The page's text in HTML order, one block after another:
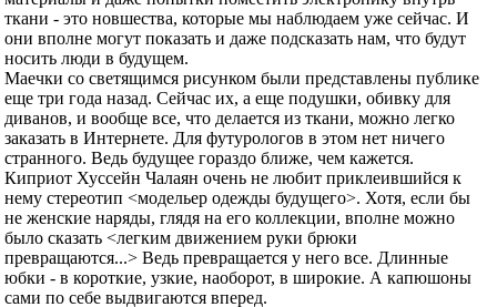
ткани - это новшества, которые мы наблюдаем уже сейчас. И
они вполне могут показать и даже подсказать нам, что будут
носить люди в будущем.
Маечки со светящимся рисунком были представлены публике
еще три года назад. Сейчас их, а еще подушки, обивку для
диванов, и вообще все, что делается из ткани, можно легко
заказать в Интернете. Для футурологов в этом нет ничего
странного. Ведь будущее гораздо ближе, чем кажется.
Киприот Хуссейн Чалаян очень не любит приклеившийся к
нему стереотип <модельер одежды будущего>. Хотя, если бы
не женские наряды, глядя на его коллекции, вполне можно
было сказать <легким движением руки брюки
превращаются...> Ведь превращается у него все. Длинные
юбки - в короткие, узкие, наоборот, в широкие. А капюшоны
сами по себе выдвигаются вперед.